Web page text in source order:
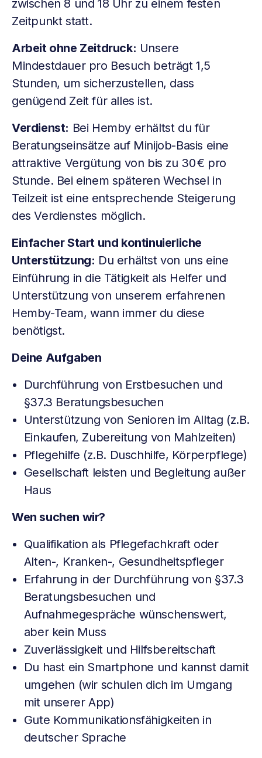
zwischen 8 und 18 Uhr zu einem festen
Zeitpunkt statt.
Arbeit ohne Zeitdruck: Unsere
Mindestdauer pro Besuch beträgt 1,5
Stunden, um sicherzustellen, dass
genügend Zeit für alles ist.
Verdienst: Bei Hemby erhältst du für
Beratungseinsätze auf Minijob-Basis eine
attraktive Vergütung von bis zu 30 € pro
Stunde. Bei einem späteren Wechsel in
Teilzeit ist eine entsprechende Steigerung
des Verdienstes möglich.
Einfacher Start und kontinuierliche
Unterstützung: Du erhältst von uns eine
Einführung in die Tätigkeit als Helfer und
Unterstützung von unserem erfahrenen
Hemby-Team, wann immer du diese
benötigst.
Deine Aufgaben
Durchführung von Erstbesuchen und
§37.3 Beratungsbesuchen
Unterstützung von Senioren im Alltag (z.B.
Einkaufen, Zubereitung von Mahlzeiten)
Pflegehilfe (z.B. Duschhilfe, Körperpflege)
Gesellschaft leisten und Begleitung außer
Haus
Wen suchen wir?
Qualifikation als Pflegefachkraft oder
Alten-, Kranken-, Gesundheitspfleger
Erfahrung in der Durchführung von §37.3
Beratungsbesuchen und
Aufnahmegespräche wünschenswert,
aber kein Muss
Zuverlässigkeit und Hilfsbereitschaft
Du hast ein Smartphone und kannst damit
umgehen (wir schulen dich im Umgang
mit unserer App)
Gute Kommunikationsfähigkeiten in
deutscher Sprache